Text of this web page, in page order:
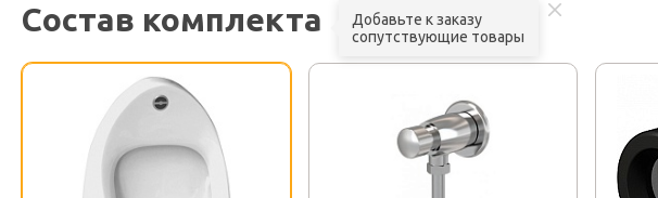
Состав комплекта
Добавьте к заказу
сопутствующие товары